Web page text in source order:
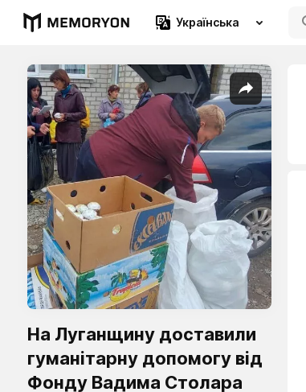
Українська
На Луганщину доставили
гуманітарну допомогу від
Фонду Вадима Столара